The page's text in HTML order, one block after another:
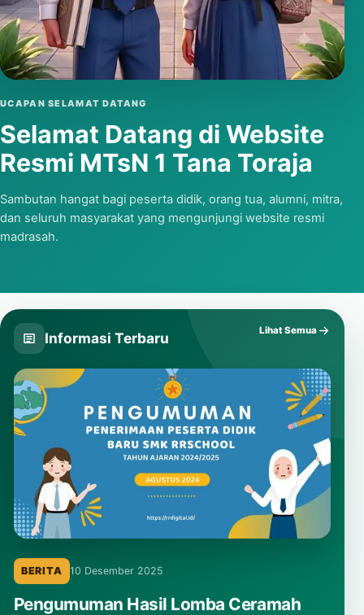
UCAPAN SELAMAT DATANG
Selamat Datang di Website
Resmi MTsN 1 Tana Toraja
Sambutan hangat bagi peserta didik, orang tua, alumni, mitra,
dan seluruh masyarakat yang mengunjungi website resmi
madrasah.
Putar video
Informasi Terbaru Lihat Semua
BERITA 10 Desember 2025
Pengumuman Hasil Lomba Ceramah